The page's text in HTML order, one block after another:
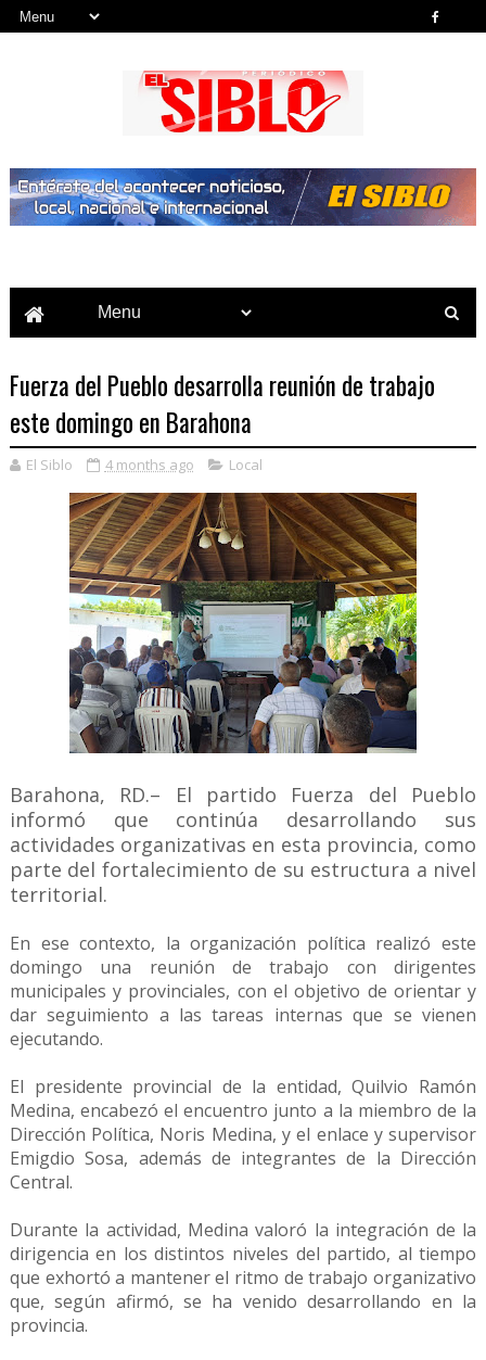
Fuerza del Pueblo desarrolla reunión de trabajo
este domingo en Barahona
El Siblo 4 months ago Local
Barahona, RD.– El partido Fuerza del Pueblo
informó que continúa desarrollando sus
actividades organizativas en esta provincia, como
parte del fortalecimiento de su estructura a nivel
territorial.
En ese contexto, la organización política realizó este
domingo una reunión de trabajo con dirigentes
municipales y provinciales, con el objetivo de orientar y
dar seguimiento a las tareas internas que se vienen
ejecutando.
El presidente provincial de la entidad, Quilvio Ramón
Medina, encabezó el encuentro junto a la miembro de la
Dirección Política, Noris Medina, y el enlace y supervisor
Emigdio Sosa, además de integrantes de la Dirección
Central.
Durante la actividad, Medina valoró la integración de la
dirigencia en los distintos niveles del partido, al tiempo
que exhortó a mantener el ritmo de trabajo organizativo
que, según afirmó, se ha venido desarrollando en la
provincia.